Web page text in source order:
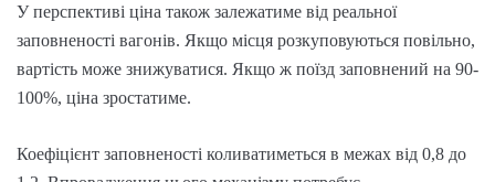
У перспективі ціна також залежатиме від реальної
заповненості вагонів. Якщо місця розкуповуються повільно,
вартість може знижуватися. Якщо ж поїзд заповнений на 90-
100%, ціна зростатиме.
Коефіцієнт заповненості коливатиметься в межах від 0,8 до